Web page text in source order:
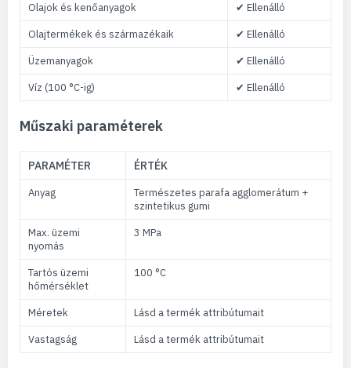
Olajok és kenőanyagok
✔ Ellenálló
Olajtermékek és származékaik
✔ Ellenálló
Üzemanyagok
✔ Ellenálló
Víz (100 °C-ig)
✔ Ellenálló
Műszaki paraméterek
PARAMÉTER ÉRTÉK
Anyag
Természetes parafa agglomerátum +
szintetikus gumi
Max. üzemi
nyomás
3 MPa
Tartós üzemi
hőmérséklet
100 °C
Méretek
Lásd a termék attribútumait
Vastagság
Lásd a termék attribútumait